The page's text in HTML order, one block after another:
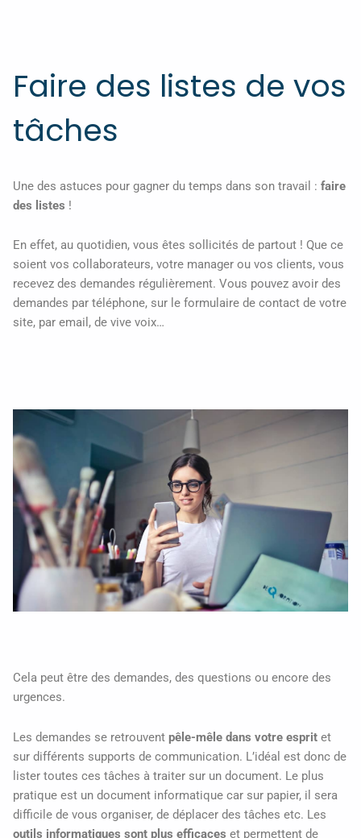
Faire des listes de vos
tâches
Une des astuces pour gagner du temps dans son travail : faire
des listes !
En effet, au quotidien, vous êtes sollicités de partout ! Que ce
soient vos collaborateurs, votre manager ou vos clients, vous
recevez des demandes régulièrement. Vous pouvez avoir des
demandes par téléphone, sur le formulaire de contact de votre
site, par email, de vive voix…
Cela peut être des demandes, des questions ou encore des
urgences.
Les demandes se retrouvent pêle-mêle dans votre esprit et
sur différents supports de communication. L’idéal est donc de
lister toutes ces tâches à traiter sur un document. Le plus
pratique est un document informatique car sur papier, il sera
difficile de vous organiser, de déplacer des tâches etc. Les
outils informatiques sont plus efficaces et permettent de